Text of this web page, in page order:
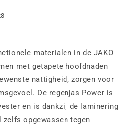
materialen in de JAKO
met getapete hoofdnaden
nattigheid, zorgen voor
De regenjas Power is
en is dankzij de laminering
zelfs opgewassen tegen